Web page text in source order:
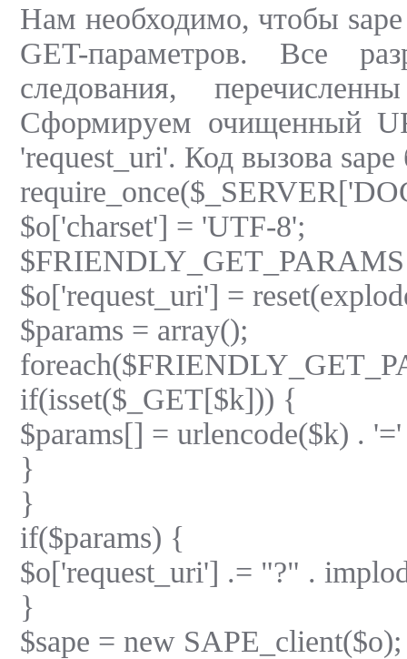
Нам необходимо, чтобы
GET-параметров. Все
следования,
Сформируем очищенный
'request_uri'. Код вызова sape
$o['charset'] = 'UTF-8';
$o['request_uri'] =
$params = array();
if(isset($_GET[$k])) {
$params[] = urlencode($k) .
}
}
if($params) {
$o['request_uri'] .= "?" .
}
$sape = new SAPE_client($o);